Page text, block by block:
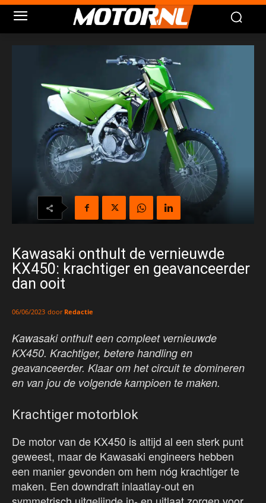
Kawasaki onthult de vernieuwde
KX450: krachtiger en geavanceerder
dan ooit
06/06/2023 door Redactie
Kawasaki onthult een compleet vernieuwde
KX450. Krachtiger, betere handling en
geavanceerder. Klaar om het circuit te domineren
en van jou de volgende kampioen te maken.
Krachtiger motorblok
De motor van de KX450 is altijd al een sterk punt
geweest, maar de Kawasaki engineers hebben
een manier gevonden om hem nóg krachtiger te
maken. Een downdraft inlaatlay-out en